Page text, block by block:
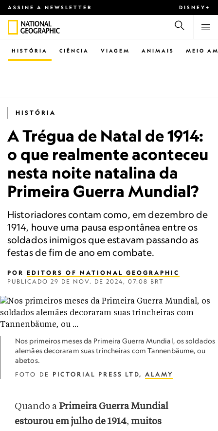
ASSINE A NEWSLETTER DISNEY+
CIÊNCIA VIAGEM ANIMAIS
HISTÓRIA MEIO
HISTÓRIA
A Trégua de Natal de 1914:
o que realmente aconteceu
nesta noite natalina da
Primeira Guerra Mundial?
Historiadores contam como, em dezembro de
1914, houve uma pausa espontânea entre os
soldados inimigos que estavam passando as
festas de fim de ano em combate.
POR EDITORS OF NATIONAL GEOGRAPHIC
PUBLICADO 29 DE NOV. DE 2024, 07:08 BRT
Nos primeiros meses da Primeira Guerra Mundial, os soldados
alemães decoraram suas trincheiras com Tannenbäume, ou
abetos.
FOTO DE PICTORIAL PRESS LTD, ALAMY
Quando a Primeira Guerra Mundial
estourou em julho de 1914, muitos